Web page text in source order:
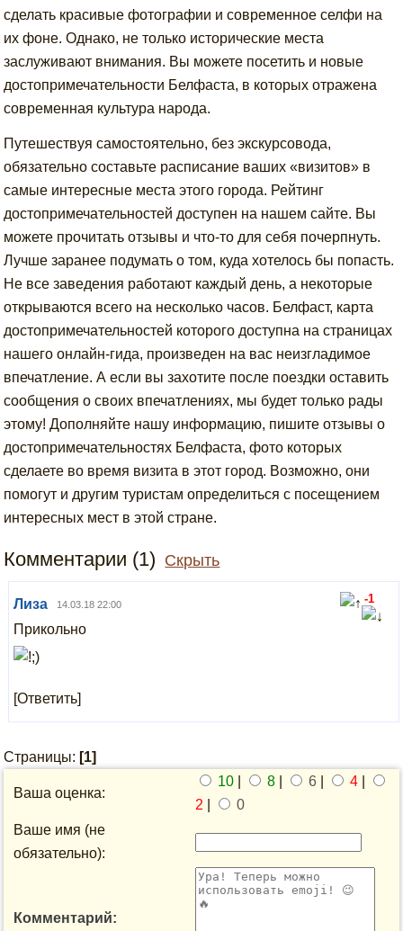
сделать красивые фотографии и современное селфи на
их фоне. Однако, не только исторические места
заслуживают внимания. Вы можете посетить и новые
достопримечательности Белфаста, в которых отражена
современная культура народа.
Путешествуя самостоятельно, без экскурсовода,
обязательно составьте расписание ваших «визитов» в
самые интересные места этого города. Рейтинг
достопримечательностей доступен на нашем сайте. Вы
можете прочитать отзывы и что-то для себя почерпнуть.
Лучше заранее подумать о том, куда хотелось бы попасть.
Не все заведения работают каждый день, а некоторые
открываются всего на несколько часов. Белфаст, карта
достопримечательностей которого доступна на страницах
нашего онлайн-гида, произведен на вас неизгладимое
впечатление. А если вы захотите после поездки оставить
сообщения о своих впечатлениях, мы будет только рады
этому! Дополняйте нашу информацию, пишите отзывы о
достопримечательностях Белфаста, фото которых
сделаете во время визита в этот город. Возможно, они
помогут и другим туристам определиться с посещением
интересных мест в этой стране.
Комментарии (1) Скрыть
Лиза 14.03.18 22:00
Прикольно
[Ответить]
-1
Страницы: [1]
Ваша оценка:
10 8 6 4
2
0
Ваше имя (не
обязательно):
Комментарий: